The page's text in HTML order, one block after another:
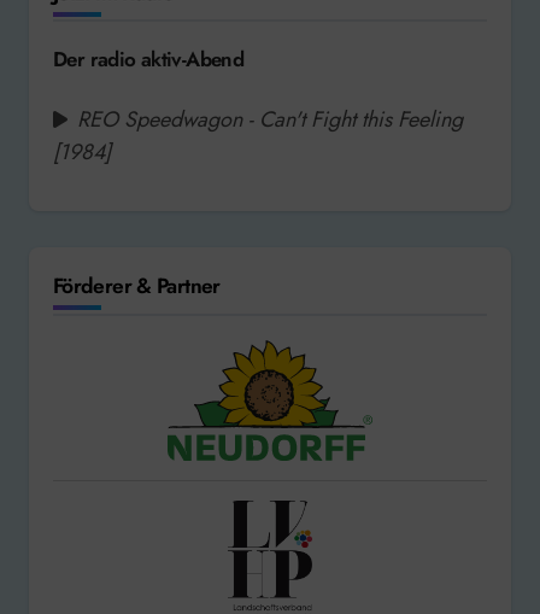
Der radio aktiv-Abend
REO Speedwagon - Can't Fight this Feeling
[1984]
Förderer & Partner